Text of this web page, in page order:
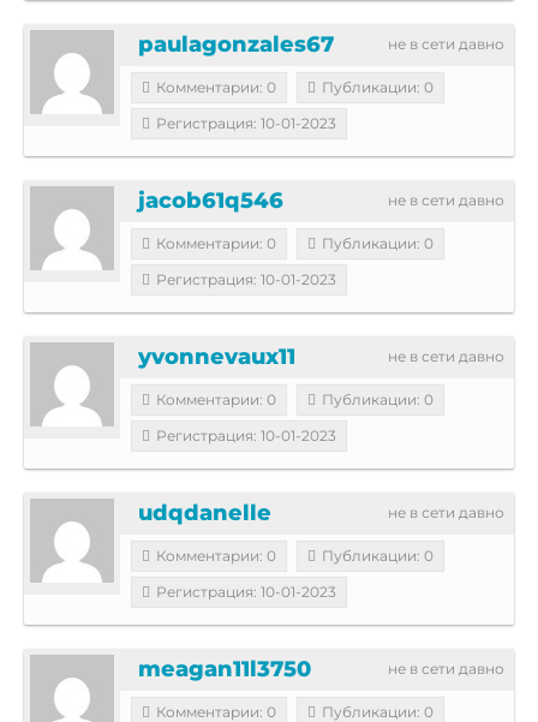
не в сети давно
paulagonzales67
Комментарии: 0
Публикации: 0
Регистрация: 10-01-2023
не в сети давно
jacob61q546
Комментарии: 0
Публикации: 0
Регистрация: 10-01-2023
не в сети давно
yvonnevaux11
Комментарии: 0
Публикации: 0
Регистрация: 10-01-2023
не в сети давно
udqdanelle
Комментарии: 0
Публикации: 0
Регистрация: 10-01-2023
не в сети давно
meagan11l3750
Комментарии: 0
Публикации: 0